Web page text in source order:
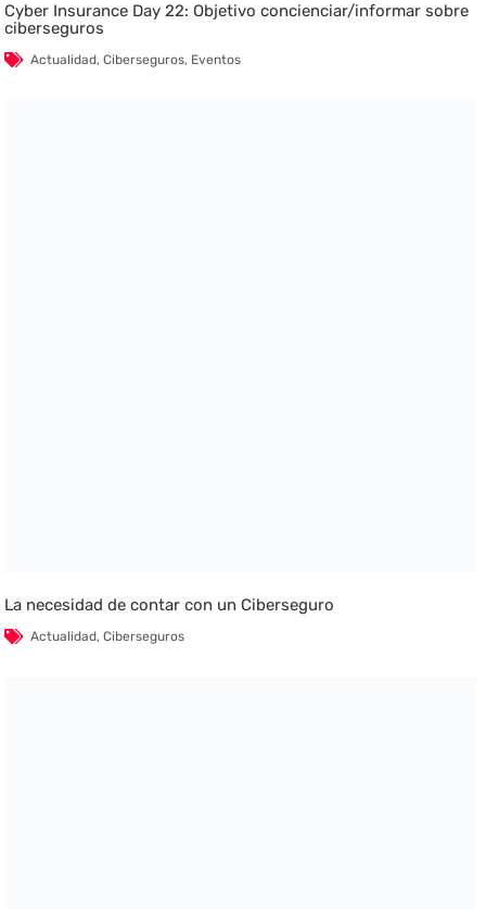
Cyber Insurance Day 22: Objetivo concienciar/informar sobre
ciberseguros
Actualidad,Ciberseguros, Eventos
La necesidad de contar con un Ciberseguro
Actualidad,Ciberseguros